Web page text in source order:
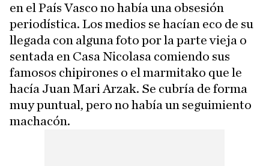
en el País Vasco no había una obsesión
periodística. Los medios se hacían eco de su
llegada con alguna foto por la parte vieja o
sentada en Casa Nicolasa comiendo sus
famosos chipirones o el marmitako que le
hacía Juan Mari Arzak. Se cubría de forma
muy puntual, pero no había un seguimiento
machacón.